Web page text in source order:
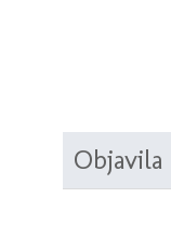
Objavila